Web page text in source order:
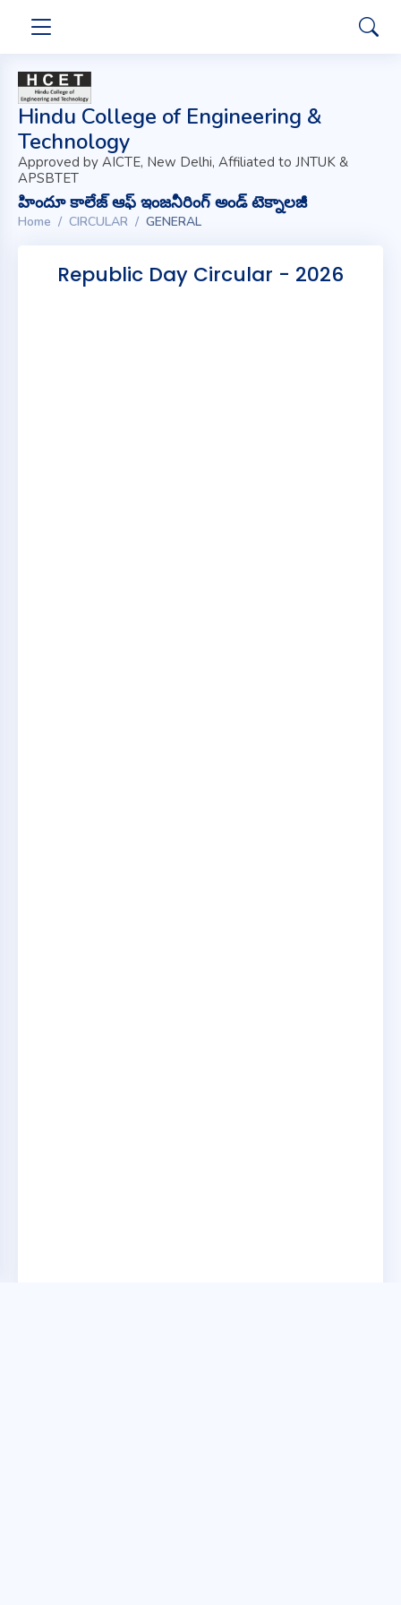
Hindu College of Engineering &
Technology
Approved by AICTE, New Delhi, Affiliated to JNTUK &
APSBTET
హిందూ కాలేజ్ ఆఫ్ ఇంజనీరింగ్ అండ్ టెక్నాలజీ
Home CIRCULAR GENERAL
Republic Day Circular - 2026